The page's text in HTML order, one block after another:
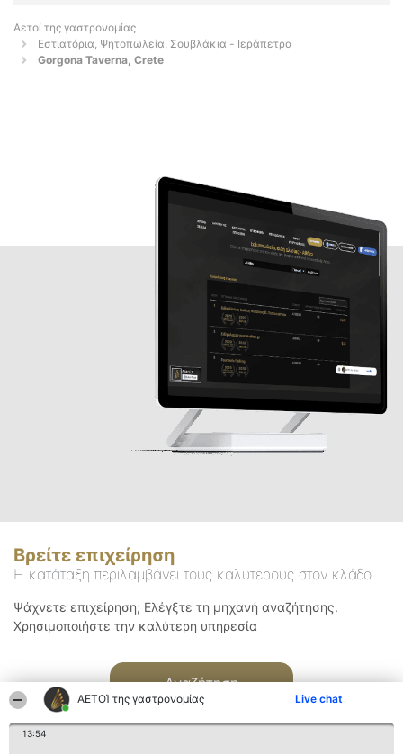
ΑΕΤΟΊ της γαστρονομίας Live chat
13:54
Αετοί της γαστρονομίας
Εστιατόρια, Ψητοπωλεία, Σουβλάκια - Ιεράπετρα
Gorgona Taverna, Crete
Βρείτε επιχείρηση
Η κατάταξη περιλαμβάνει τους καλύτερους στον κλάδο
Ψάχνετε επιχείρηση; Ελέγξτε τη μηχανή αναζήτησης.
Χρησιμοποιήστε την καλύτερη υπηρεσία
Αναζήτηση